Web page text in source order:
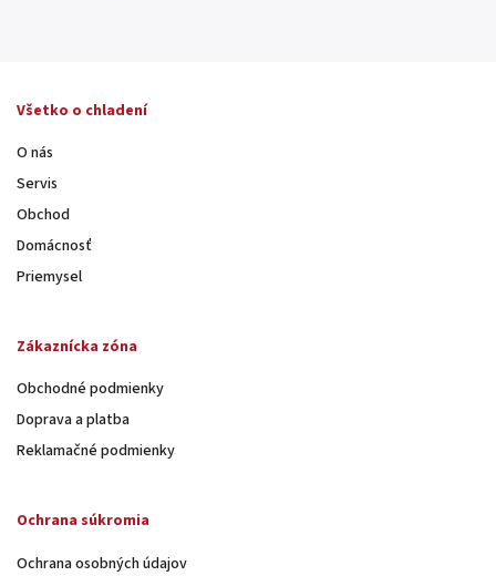
Všetko o chladení
O nás
Servis
Obchod
Domácnosť
Priemysel
Zákaznícka zóna
Obchodné podmienky
Doprava a platba
Reklamačné podmienky
Ochrana súkromia
Ochrana osobných údajov